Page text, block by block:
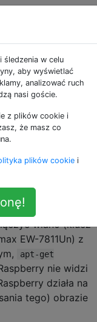
wlan0 (klucz
EW-7811Un) z
apt-get
nie widzi
działa na
tego) obrazie
śledzenia w celu
aby wyświetlać
analizować ruch
nasi goście.
z plików cookie i
że masz co
plików cookie i